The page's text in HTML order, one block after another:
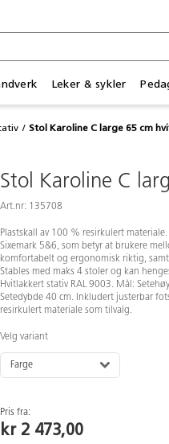
Leker & sykler
Stol Karoline C large 65 cm
Stol Karoline C
Art.nr: 135708
Plastskall av 100 % resirkulert
Sixemark 5&6, som betyr at brukere
komfortabelt og ergonomisk riktig,
Stables med maks 4 stoler og kan
Hvitlakkert stativ RAL 9003. Mål:
Setedybde 40 cm. Inkludert justerbar
resirkulert materiale som tilvalg.
Velg variant
Farge
Pris fra:
kr 2 473,00